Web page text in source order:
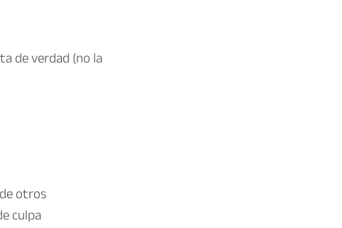
de verdad (no la
otros
culpa